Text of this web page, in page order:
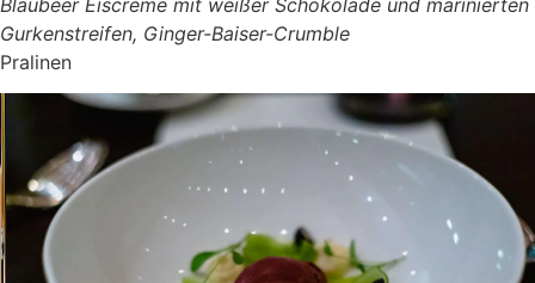
Gurkenstreifen, Ginger-Baiser-Crumble
Pralinen
Es ist für mich immer wieder schön zu sehen, wie viel
Mühe und Liebe in jedem Detail steckt. Man möchte jeden
einzelnen Gang erleben und wirklich entdecken.
Als Gast möchte man automatisch die verschiedenen
Zutaten vermischen, sich von den teils ungewöhnlichen
Kombinationen inspirieren lassen und nimmt auch immer